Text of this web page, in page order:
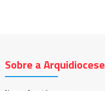
Sobre a Arquidiocese